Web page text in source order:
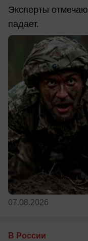
Эксперты
падает.
07.08.2026
В России